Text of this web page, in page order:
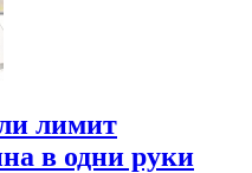
лимит
в одни руки